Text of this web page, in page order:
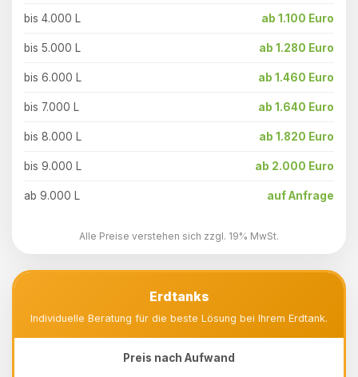
bis 4.000 L ab 1.100 Euro
bis 5.000 L ab 1.280 Euro
bis 6.000 L ab 1.460 Euro
bis 7.000 L ab 1.640 Euro
bis 8.000 L ab 1.820 Euro
bis 9.000 L ab 2.000 Euro
ab 9.000 L auf Anfrage
Alle Preise verstehen sich zzgl. 19% MwSt.
Erdtanks
Individuelle Beratung für die beste Lösung bei Ihrem Erdtank.
Preis nach Aufwand